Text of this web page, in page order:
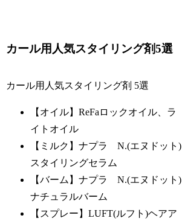
カール用人気スタイリング剤5選
カール用人気スタイリング剤 5選
【オイル】ReFaロックオイル、ラ
イトオイル
【ミルク】ナプラ N.(エヌドット)
スタイリングセラム
【バーム】ナプラ N.(エヌドット)
ナチュラルバーム
【スプレー】LUFT(ルフト)ヘアア